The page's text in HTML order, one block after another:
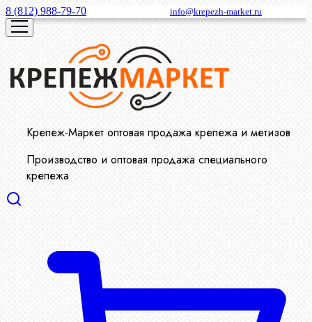
8 (812) 988-79-70 info@krepezh-market.ru
Крепеж-Маркет оптовая продажа крепежа и метизов
Производство и оптовая продажа специального
крепежа